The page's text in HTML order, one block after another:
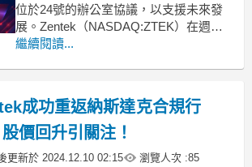
位於24號的辦公室協議，以支援未來發
展。Zentek（NASDAQ:ZTEK）在週四
宣佈，為了實現公司的長期商業目標，
組合及資產進行全面評估後作出的。根
據公司發言人的說法，此次交易不僅能
夠
繼續閱讀...
成功重返納斯達克合規行
價回升引關注！
更新於 2024.12.10 02:15 瀏覽人次 :85